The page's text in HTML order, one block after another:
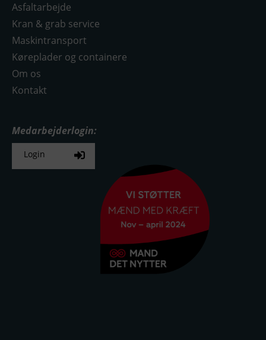
Asfaltarbejde
Kran & grab service
Maskintransport
Køreplader og containere
Om os
Kontakt
Medarbejderlogin:
Login